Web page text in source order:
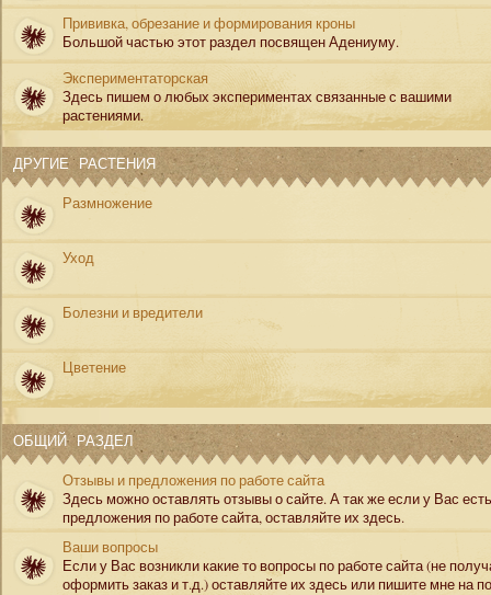
Прививка, обрезание и формирования кроны
Большой частью этот раздел посвящен Адениуму.
Экспериментаторская
Здесь пишем о любых экспериментах связанные с вашими
растениями.
ДРУГИЕ РАСТЕНИЯ
Размножение
Уход
Болезни и вредители
Цветение
ОБЩИЙ РАЗДЕЛ
Отзывы и предложения по работе сайта
Здесь можно оставлять отзывы о сайте. А так же если у Вас есть
предложения по работе сайта, оставляйте их здесь.
Ваши вопросы
Если у Вас возникли какие то вопросы по работе сайта (не
оформить заказ и т.д.) оставляйте их здесь или пишите мне на